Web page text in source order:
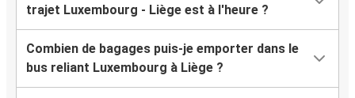
trajet Luxembourg - Liège est à l'heure ?
Combien de bagages puis-je emporter dans le
bus reliant Luxembourg à Liège ?